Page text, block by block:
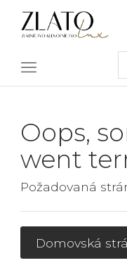
Oops,
went
Požadovaná
Domovská